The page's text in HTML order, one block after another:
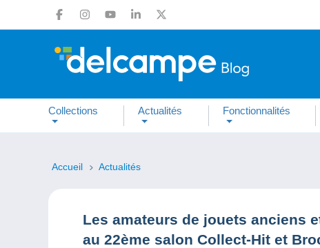
Collections Actualités Fonctionnalités
Accueil Actualités
Les amateurs de jouets anciens
au 22ème salon Collect-Hit et